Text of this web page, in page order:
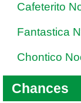
Cafeterito
Fantastica
Chontico
Chances